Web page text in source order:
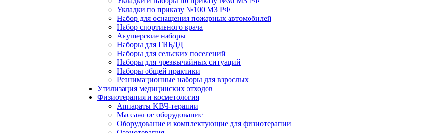
Укладки по приказу №100 МЗ РФ
Набор для оснащения пожарных автомобилей
Набор спортивного врача
Акушерские наборы
Наборы для ГИБДД
Наборы для сельских поселений
Наборы для чрезвычайных ситуаций
Наборы общей практики
Реанимационные наборы для взрослых
Утилизация медицинских отходов
Физиотерапия и косметология
Аппараты KВЧ-терапии
Массажное оборудование
Оборудование и комплектующие для физиотерапии